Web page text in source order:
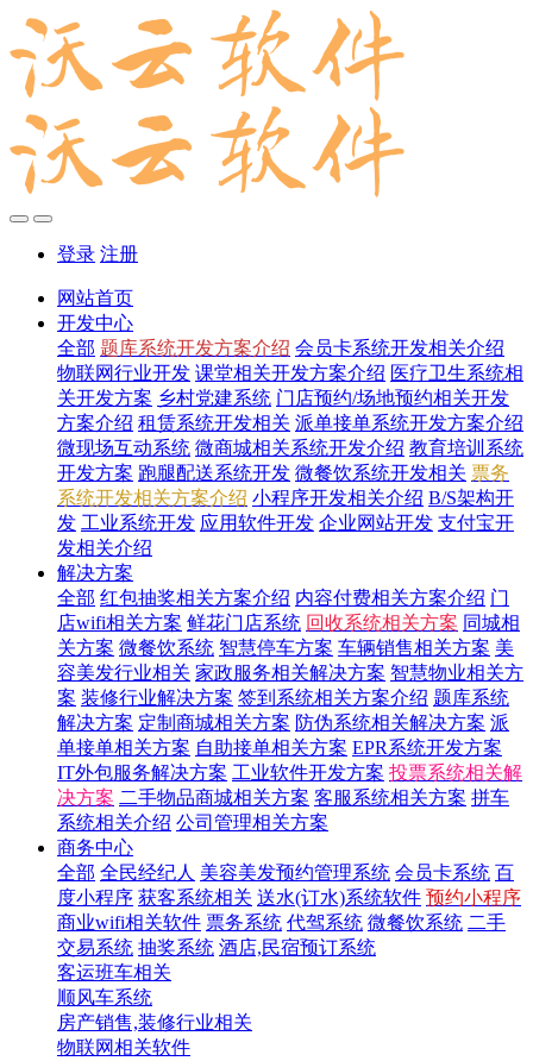
登录 注册
网站首页
开发中心
全部 题库系统开发方案介绍 会员卡系统开发相关介绍
物联网行业开发 课堂相关开发方案介绍 医疗卫生系统相
关开发方案 乡村党建系统 门店预约/场地预约相关开发
方案介绍 租赁系统开发相关 派单接单系统开发方案介绍
微现场互动系统 微商城相关系统开发介绍 教育培训系统
开发方案 跑腿配送系统开发 微餐饮系统开发相关 票务
系统开发相关方案介绍 小程序开发相关介绍 B/S架构开
发 工业系统开发 应用软件开发 企业网站开发 支付宝开
发相关介绍
解决方案
全部 红包抽奖相关方案介绍 内容付费相关方案介绍 门
店wifi相关方案 鲜花门店系统 回收系统相关方案 同城相
关方案 微餐饮系统 智慧停车方案 车辆销售相关方案 美
容美发行业相关 家政服务相关解决方案 智慧物业相关方
案 装修行业解决方案 签到系统相关方案介绍 题库系统
解决方案 定制商城相关方案 防伪系统相关解决方案 派
单接单相关方案 自助接单相关方案 EPR系统开发方案
IT外包服务解决方案 工业软件开发方案 投票系统相关解
决方案 二手物品商城相关方案 客服系统相关方案 拼车
系统相关介绍 公司管理相关方案
商务中心
全部 全民经纪人 美容美发预约管理系统 会员卡系统 百
度小程序 获客系统相关 送水(订水)系统软件 预约小程序
商业wifi相关软件 票务系统 代驾系统 微餐饮系统 二手
交易系统 抽奖系统 酒店,民宿预订系统
客运班车相关
顺风车系统
房产销售,装修行业相关
物联网相关软件